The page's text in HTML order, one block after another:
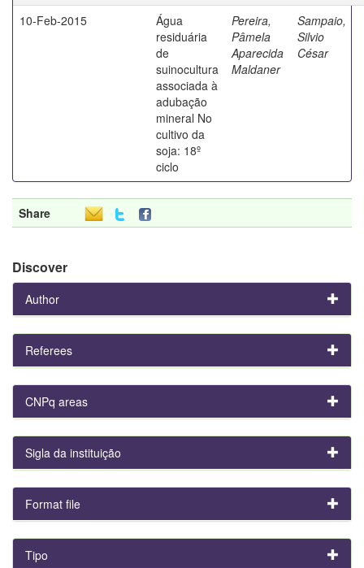
10-Feb-2015
Água
residuária
de
suinocultura
associada à
adubação
mineral No
cultivo da
soja: 18º
ciclo
Pereira,
Pâmela
Aparecida
Maldaner
Sampaio,
Silvio
César
Share
Discover
Author
Referees
CNPq areas
Sigla da instituição
Format file
Tipo